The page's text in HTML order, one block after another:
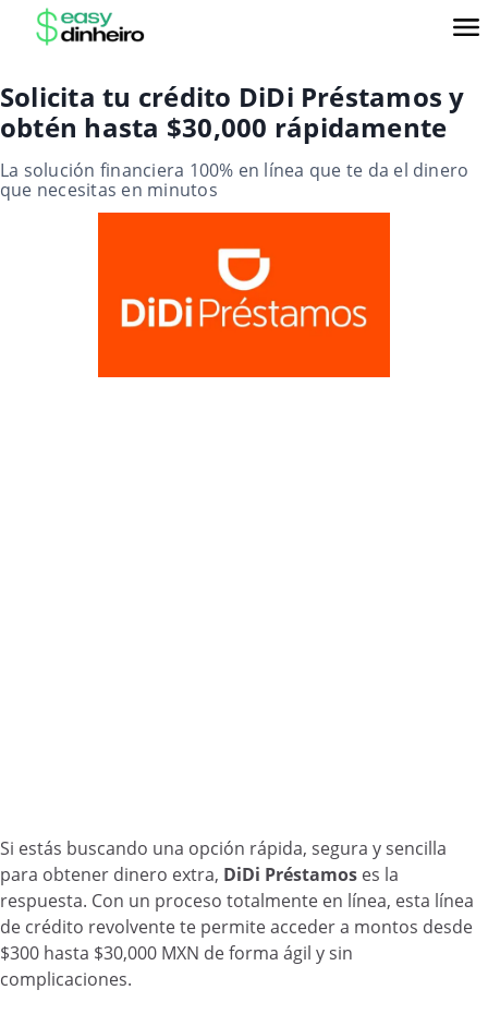
Solicita tu crédito DiDi Préstamos y
obtén hasta $30,000 rápidamente
La solución financiera 100% en línea que te da el dinero
que necesitas en minutos
Si estás buscando una opción rápida, segura y sencilla
para obtener dinero extra, DiDi Préstamos es la
respuesta. Con un proceso totalmente en línea, esta línea
de crédito revolvente te permite acceder a montos desde
$300 hasta $30,000 MXN de forma ágil y sin
complicaciones.